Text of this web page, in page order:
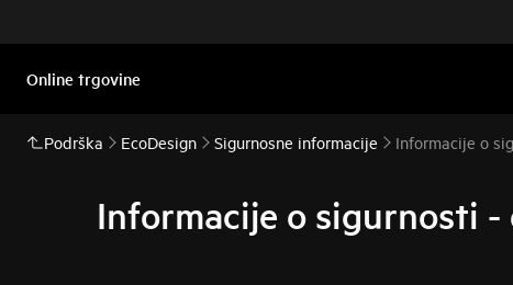
Online trgovine
Podrška EcoDesign Sigurnosne informacije Informacije o
Informacije o sigurnosti